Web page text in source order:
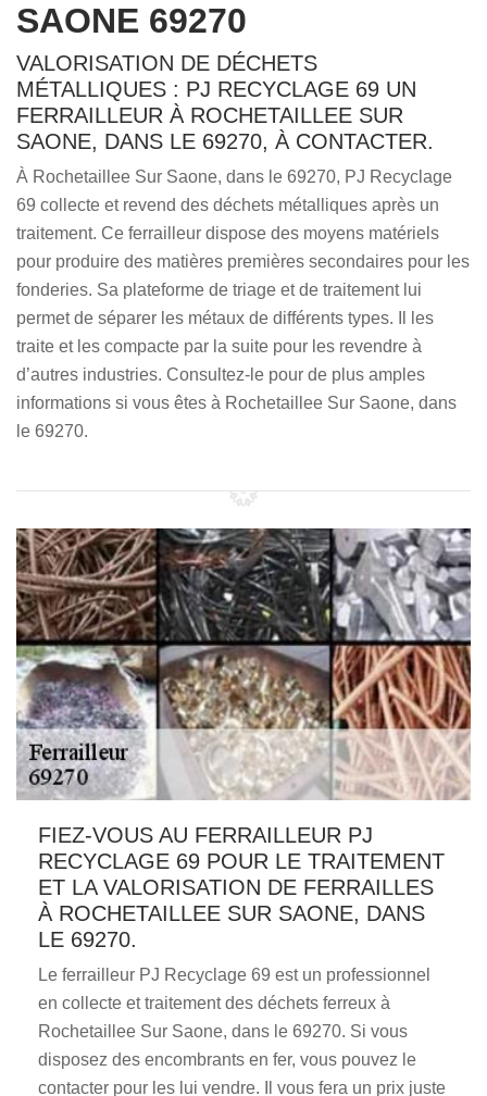
SAONE 69270
VALORISATION DE DÉCHETS
MÉTALLIQUES : PJ RECYCLAGE 69 UN
FERRAILLEUR À ROCHETAILLEE SUR
SAONE, DANS LE 69270, À CONTACTER.
À Rochetaillee Sur Saone, dans le 69270, PJ Recyclage
69 collecte et revend des déchets métalliques après un
traitement. Ce ferrailleur dispose des moyens matériels
pour produire des matières premières secondaires pour les
fonderies. Sa plateforme de triage et de traitement lui
permet de séparer les métaux de différents types. Il les
traite et les compacte par la suite pour les revendre à
d’autres industries. Consultez-le pour de plus amples
informations si vous êtes à Rochetaillee Sur Saone, dans
le 69270.
FIEZ-VOUS AU FERRAILLEUR PJ
RECYCLAGE 69 POUR LE TRAITEMENT
ET LA VALORISATION DE FERRAILLES
À ROCHETAILLEE SUR SAONE, DANS
LE 69270.
Le ferrailleur PJ Recyclage 69 est un professionnel
en collecte et traitement des déchets ferreux à
Rochetaillee Sur Saone, dans le 69270. Si vous
disposez des encombrants en fer, vous pouvez le
contacter pour les lui vendre. Il vous fera un prix juste